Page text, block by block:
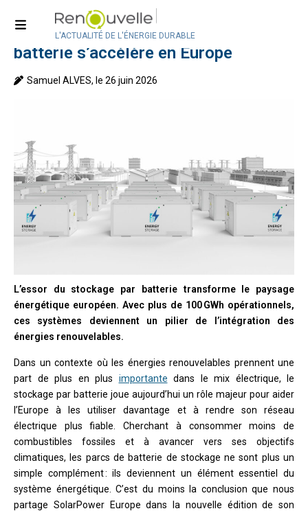
L'ACTUALITÉ DE L'ÉNERGIE DURABLE
Plus de 100 GWh : le stockage par
batterie s’accélère en Europe
Samuel ALVES, le 26 juin 2026
L’essor du stockage par batterie transforme le paysage
énergétique européen. Avec plus de 100 GWh opérationnels,
ces systèmes deviennent un pilier de l’intégration des
énergies renouvelables.
Dans un contexte où les énergies renouvelables prennent une
part de plus en plus importante dans le mix électrique, le
stockage par batterie joue aujourd’hui un rôle majeur pour aider
l’Europe à les utiliser davantage et à rendre son réseau
électrique plus fiable. Cherchant à consommer moins de
combustibles fossiles et à avancer vers ses objectifs
climatiques, les parcs de batterie de stockage ne sont plus un
simple complément : ils deviennent un élément essentiel du
système énergétique. C’est du moins la conclusion que nous
partage SolarPower Europe dans la nouvelle édition de son